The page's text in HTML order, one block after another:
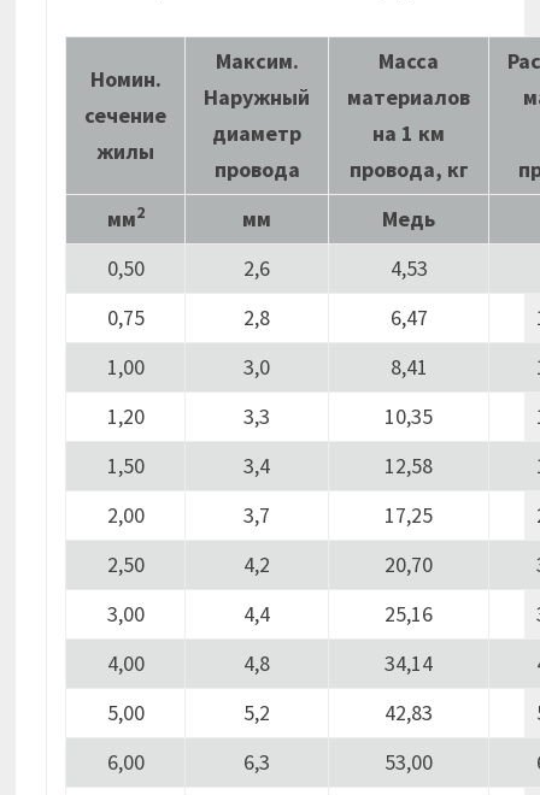
Номин.
сечение
жилы
Максим.
Наружный
диаметр
провода
Масса
материалов
на 1 км
провода, кг
мм2 мм
Медь
0,50
2,6
4,53
0,75
2,8 6,47
1,00
3,0 8,41
1,20
3,3 10,35
1,50
3,4 12,58
2,00
3,7 17,25
2,50
4,2 20,70
3,00
4,4 25,16
4,00
4,8 34,14
5,00
5,2 42,83
6,00
6,3 53,00